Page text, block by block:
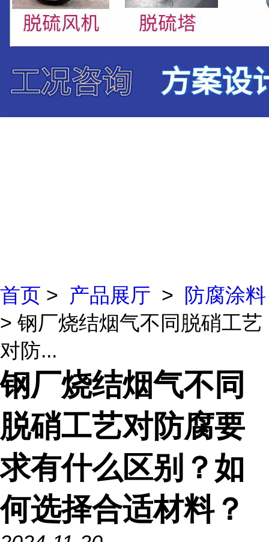
首页 > 产品展厅 >
防腐涂料
> 钢厂烧结烟气不同脱硝工艺
对防...
钢厂烧结烟气不同
脱硝工艺对防腐要
求有什么区别？如
何选择合适材料？